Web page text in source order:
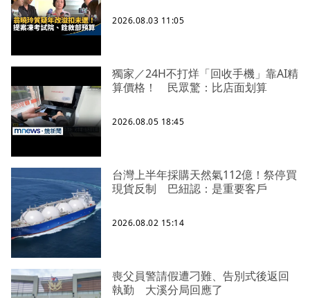
2026.08.03 11:05
獨家／24H不打烊「回收手機」靠AI精
算價格！ 民眾驚：比店面划算
2026.08.05 18:45
台灣上半年採購天然氣112億！祭停買
現貨反制 巴紐認：是重要客戶
2026.08.02 15:14
喪父員警請假遭刁難、告別式後返回
執勤 大溪分局回應了